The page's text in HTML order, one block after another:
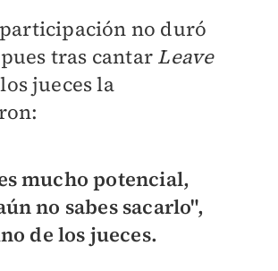
no duró
tras cantar Leave
jueces la
mucho potencial,
no sabes sacarlo",
de los jueces.